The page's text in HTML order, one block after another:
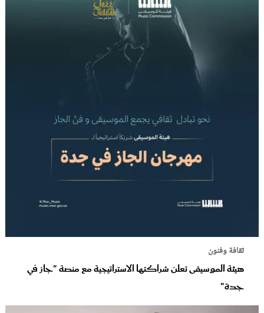
ثقافة وفنون
هيئة الموسيقى تعلن شراكتها الاستراتيجية مع منصة "جاز في
جدة"